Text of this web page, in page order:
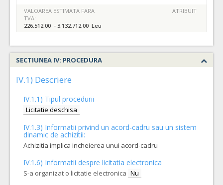
VALOAREA ESTIMATA FARA
TVA:
226.512,00 - 3.132.712,00 Leu
ATRIBUIT
SECTIUNEA IV: PROCEDURA
IV.1) Descriere
IV.1.1) Tipul procedurii
Licitatie deschisa
IV.1.3) Informatii privind un acord-cadru sau un sistem
dinamic de achizitii:
Achizitia implica incheierea unui acord-cadru
IV.1.6) Informatii despre licitatia electronica
S-a organizat o licitatie electronica Nu